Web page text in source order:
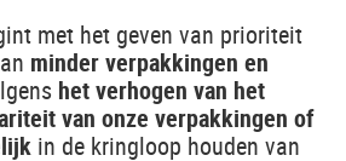
met het geven van prioriteit
minder verpakkingen en
het verhogen van het
van onze verpakkingen of
in de kringloop houden van